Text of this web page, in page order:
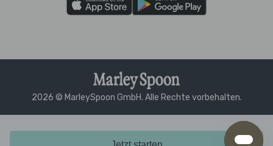
2026 © MarleySpoon GmbH. Alle Rechte vorbehalten.